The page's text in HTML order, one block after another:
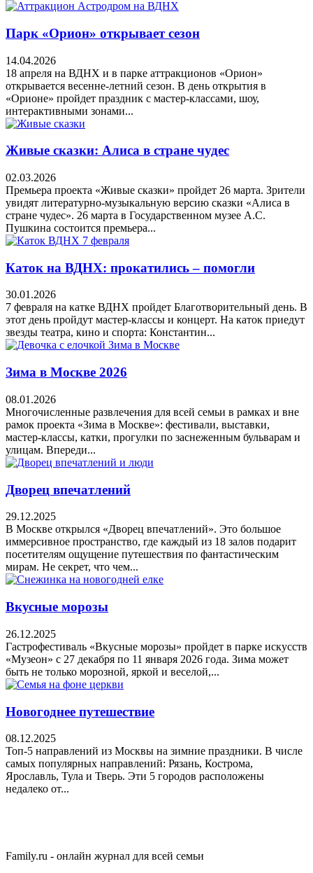
Парк «Орион» открывает сезон
14.04.2026
18 апреля на ВДНХ и в парке аттракционов «Орион»
открывается весенне-летний сезон. В день открытия в
«Орионе» пройдет праздник с мастер-классами, шоу,
интерактивными зонами...
Живые сказки: Алиса в стране чудес
02.03.2026
Премьера проекта «Живые сказки» пройдет 26 марта. Зрители
увидят литературно-музыкальную версию сказки «Алиса в
стране чудес». 26 марта в Государственном музее А.С.
Пушкина состоится премьера...
Каток на ВДНХ: прокатились – помогли
30.01.2026
7 февраля на катке ВДНХ пройдет Благотворительный день. В
этот день пройдут мастер-классы и концерт. На каток приедут
звезды театра, кино и спорта: Константин...
Зима в Москве 2026
08.01.2026
Многочисленные развлечения для всей семьи в рамках и вне
рамок проекта «Зима в Москве»: фестивали, выставки,
мастер-классы, катки, прогулки по заснеженным бульварам и
улицам. Впереди...
Дворец впечатлений
29.12.2025
В Москве открылся «Дворец впечатлений». Это большое
иммерсивное пространство, где каждый из 18 залов подарит
посетителям ощущение путешествия по фантастическим
мирам. Не секрет, что чем...
Вкусные морозы
26.12.2025
Гастрофестиваль «Вкусные морозы» пройдет в парке искусств
«Музеон» с 27 декабря по 11 января 2026 года. Зима может
быть не только морозной, яркой и веселой,...
Новогоднее путешествие
08.12.2025
Топ-5 направлений из Москвы на зимние праздники. В числе
самых популярных направлений: Рязань, Кострома,
Ярославль, Тула и Тверь. Эти 5 городов расположены
недалеко от...
Family.ru - онлайн журнал для всей семьи